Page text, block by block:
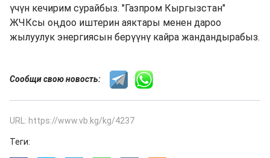
үчүн кечирим сурайбыз. "Газпром Кыргызстан"
ЖЧКсы оңдоо иштерин аяктары менен дароо
жылуулук энергиясын берүүнү кайра жандандырабыз.
Сообщи свою новость:
URL: https://www.vb.kg/kg/4237
Теги: